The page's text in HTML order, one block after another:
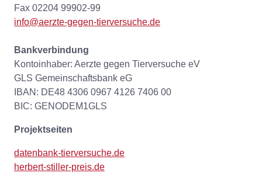
Fax 02204 99902-99
info@aerzte-gegen-tierversuche.de
Bankverbindung
Kontoinhaber: Aerzte gegen Tierversuche eV
GLS Gemeinschaftsbank eG
IBAN: DE48 4306 0967 4126 7406 00
BIC: GENODEM1GLS
Projektseiten
datenbank-tierversuche.de
herbert-stiller-preis.de